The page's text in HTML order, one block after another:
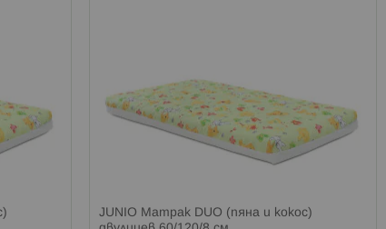
JUNIO Матрак DUO (пяна и кокос)